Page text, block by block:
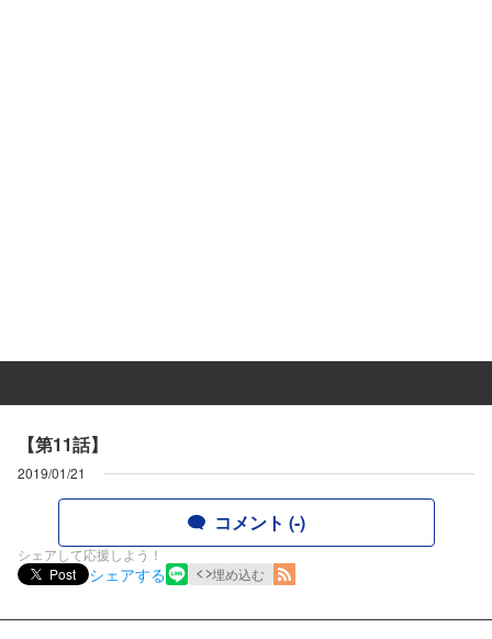
【第11話】
2019/01/21
コメント (-)
シェアして応援しよう！
Post
シェアする 埋め込む